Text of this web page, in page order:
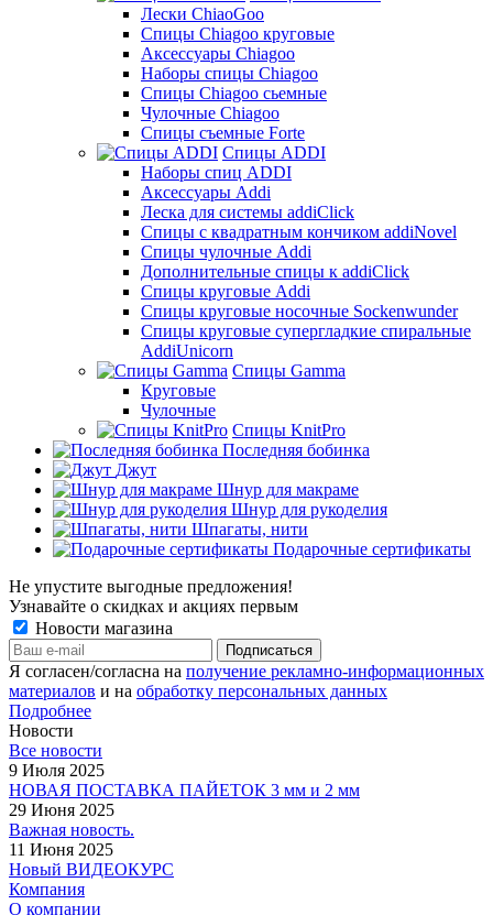
Лески ChiaoGoo
Cпицы Сhiagoo круговые
Аксессуары Chiagoo
Наборы спицы Chiagoo
Спицы Chiagoo сьемные
Чулочные Chiagoo
Спицы съемные Forte
Спицы ADDI
Наборы спиц ADDI
Аксессуары Addi
Леска для системы addiClick
Спицы с квадратным кончиком addiNovel
Спицы чулочные Addi
Дополнительные спицы к addiClick
Спицы круговые Addi
Спицы круговые носочные Sockenwunder
Спицы круговые супергладкие спиральные
AddiUnicorn
Спицы Gamma
Круговые
Чулочные
Спицы KnitPro
Последняя бобинка
Джут
Шнур для макраме
Шнур для рукоделия
Шпагаты, нити
Подарочные сертификаты
Не упустите выгодные предложения!
Узнавайте о скидках и акциях первым
Новости магазина
Я согласен/согласна на получение рекламно-информационных
материалов и на обработку персональных данных
Подробнее
Новости
Все новости
9 Июля 2025
НОВАЯ ПОСТАВКА ПАЙЕТОК 3 мм и 2 мм
29 Июня 2025
Важная новость.
11 Июня 2025
Новый ВИДЕОКУРС
Компания
О компании